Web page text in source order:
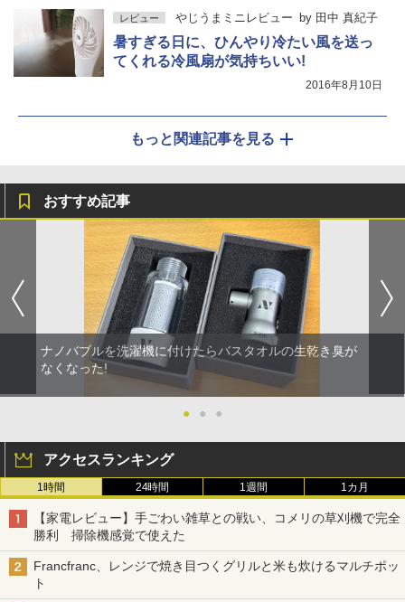
レビュー やじうまミニレビュー by 田中 真紀子
暑すぎる日に、ひんやり冷たい風を送っ
てくれる冷風扇が気持ちいい!
2016年8月10日
もっと関連記事を見る
おすすめ記事
ナノバブルを洗濯機に付けたらバスタオルの生乾き臭が
なくなった!
● ● ●
アクセスランキング
1時間 24時間 1週間 1カ月
【家電レビュー】手ごわい雑草との戦い、コメリの草刈機で完全
勝利 掃除機感覚で使えた
Francfranc、レンジで焼き目つくグリルと米も炊けるマルチポッ
ト